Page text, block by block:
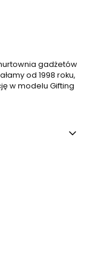
gadżetów
od 1998 roku,
w modelu Gifting